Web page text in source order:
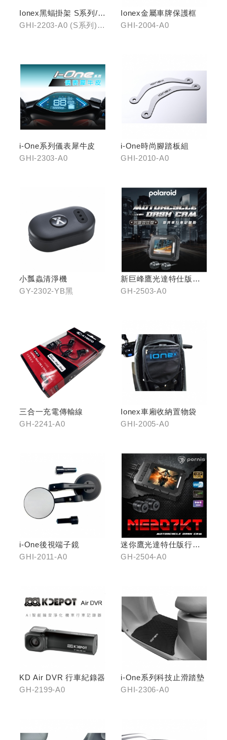
Ionex黑蝠掛架 S系列/i-
One
GHI-2203-A0 (S系列)、
Ionex金屬車牌保護框
GHI-2004-A0
i-One系列儀表犀牛皮
GHI-2303-A0
i-One時尚腳踏板組
GHI-2010-A0
小瓢蟲清淨機
GY-2302-YB黑
新巨峰鷹光達特仕版行
車紀錄器
GH-2503-A0
三合一充電傳輸線
GH-2241-A0
Ionex車廂收納置物袋
GHI-2005-A0
i-One後視端子鏡
GHI-2011-A0
迷你鷹光達特仕版行車
記錄器
GH-2504-A0
KD Air DVR 行車紀錄器
GH-2199-A0
i-One系列科技止滑踏墊
GHI-2306-A0